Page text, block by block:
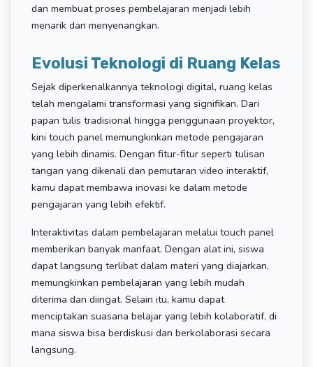
dan membuat proses pembelajaran menjadi lebih
menarik dan menyenangkan.
Evolusi Teknologi di Ruang Kelas
Sejak diperkenalkannya teknologi digital, ruang kelas
telah mengalami transformasi yang signifikan. Dari
papan tulis tradisional hingga penggunaan proyektor,
kini touch panel memungkinkan metode pengajaran
yang lebih dinamis. Dengan fitur-fitur seperti tulisan
tangan yang dikenali dan pemutaran video interaktif,
kamu dapat membawa inovasi ke dalam metode
pengajaran yang lebih efektif.
Interaktivitas dalam pembelajaran melalui touch panel
memberikan banyak manfaat. Dengan alat ini, siswa
dapat langsung terlibat dalam materi yang diajarkan,
memungkinkan pembelajaran yang lebih mudah
diterima dan diingat. Selain itu, kamu dapat
menciptakan suasana belajar yang lebih kolaboratif, di
mana siswa bisa berdiskusi dan berkolaborasi secara
langsung.